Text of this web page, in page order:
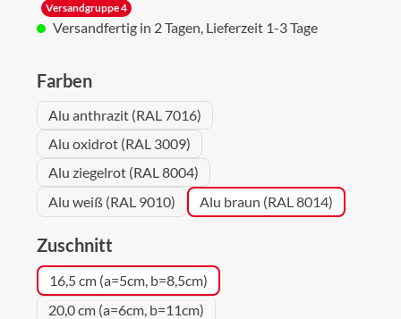
Versandgruppe 4
Versandfertig in 2 Tagen, Lieferzeit 1-3 Tage
Farbenauswählen
Alu anthrazit (RAL 7016)
Alu oxidrot (RAL 3009)
Alu ziegelrot (RAL 8004)
Alu weiß (RAL 9010)
Alu braun (RAL 8014)
Zuschnitt
16,5 cm (a=5cm, b=8,5cm)
20,0 cm (a=6cm, b=11cm)